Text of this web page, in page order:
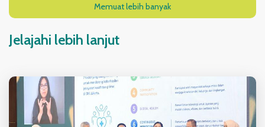
Memuat lebih banyak
Jelajahi lebih lanjut